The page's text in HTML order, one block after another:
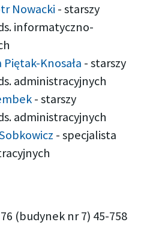
Nowacki -starszy
informatyczno-
Knosała -starszy
administracyjnych
-starszy
administracyjnych
-specjalista
(budynek nr 7) 45-758